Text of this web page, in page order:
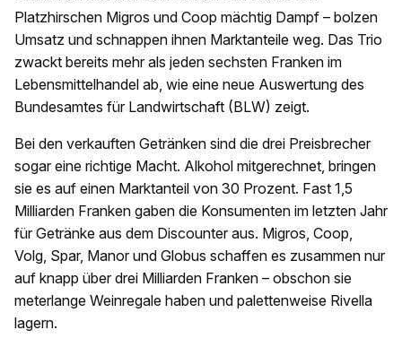
Platzhirschen Migros und Coop mächtig Dampf – bolzen
Umsatz und schnappen ihnen Marktanteile weg. Das Trio
zwackt bereits mehr als jeden sechsten Franken im
Lebensmittelhandel ab, wie eine neue Auswertung des
Bundesamtes für Landwirtschaft (BLW) zeigt.
Bei den verkauften Getränken sind die drei Preisbrecher
sogar eine richtige Macht. Alkohol mitgerechnet, bringen
sie es auf einen Marktanteil von 30 Prozent. Fast 1,5
Milliarden Franken gaben die Konsumenten im letzten Jahr
für Getränke aus dem Discounter aus. Migros, Coop,
Volg, Spar, Manor und Globus schaffen es zusammen nur
auf knapp über drei Milliarden Franken – obschon sie
meterlange Weinregale haben und palettenweise Rivella
lagern.